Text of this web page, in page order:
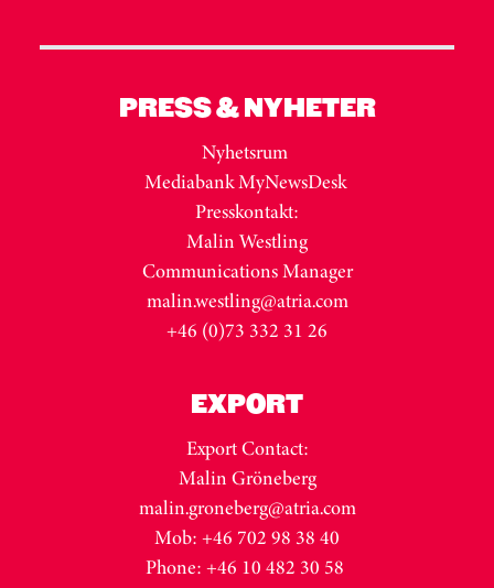
PRESS & NYHETER
Nyhetsrum
Mediabank MyNewsDesk
Presskontakt:
Malin Westling
Communications Manager
malin.westling@atria.com
+46 (0)73 332 31 26
EXPORT
Export Contact:
Malin Gröneberg
malin.groneberg@atria.com
Mob: +46 702 98 38 40
Phone: +46 10 482 30 58